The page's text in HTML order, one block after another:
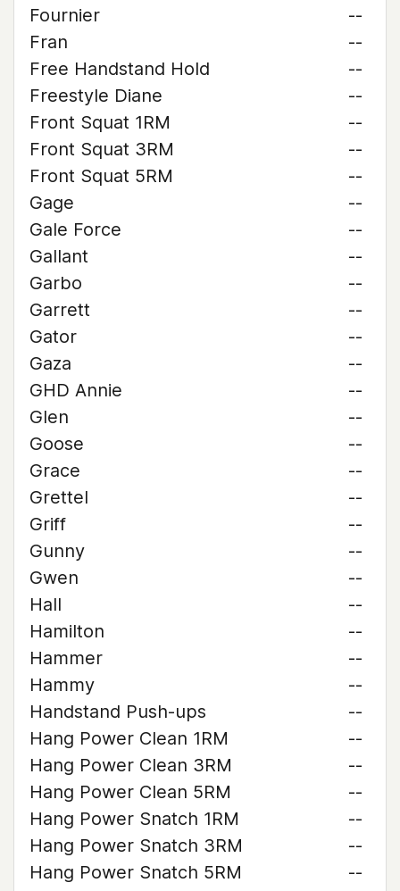
Fournier
--
Fran
--
Free Handstand Hold
--
Freestyle Diane
--
Front Squat 1RM
--
Front Squat 3RM
--
Front Squat 5RM
--
Gage
--
Gale Force
--
Gallant
--
Garbo
--
Garrett
--
Gator
--
Gaza
--
GHD Annie
--
Glen
--
Goose
--
Grace
--
Grettel
--
Griff
--
Gunny
--
Gwen
--
Hall
--
Hamilton
--
Hammer
--
Hammy
--
Handstand Push-ups
--
Hang Power Clean 1RM
--
Hang Power Clean 3RM
--
Hang Power Clean 5RM
--
Hang Power Snatch 1RM
--
Hang Power Snatch 3RM
--
Hang Power Snatch 5RM
--